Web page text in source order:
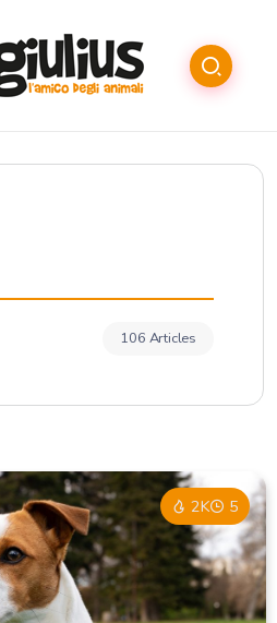
106 Articles
2K 5